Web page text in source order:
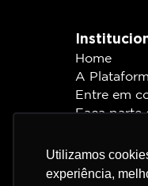
Utilizamos
experiência,
Utilizamos
experiência,
Home
A
Entre em
Faça parte
Política de